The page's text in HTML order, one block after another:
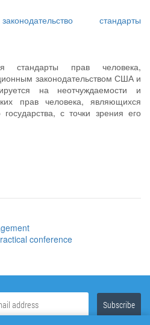
законодательствостандарты
стандарты прав человека,
законодательством США и
на неотчуждаемости и
прав человека, являющихся
с точки зрения его
conference